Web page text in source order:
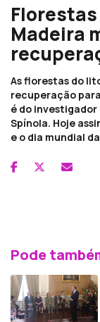
Madeira
As florestas do
recuperação
é do investigador
Spínola. Hoje
e o dia mundial
Pode